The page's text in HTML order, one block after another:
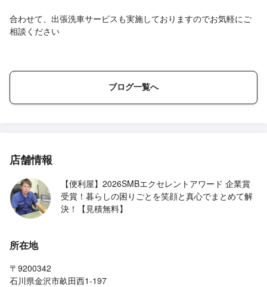
合わせて、出張洗車サービスも実施しておりますのでお気軽にご
相談ください
ブログ一覧へ
店舗情報
【便利屋】2026SMBエクセレントアワード 企業賞
受賞！暮らしの困りごとを笑顔と真心でまとめて解
決！【見積無料】
所在地
〒9200342
石川県金沢市畝田西1-197